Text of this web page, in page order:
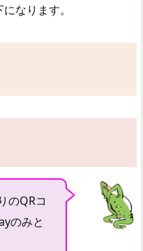
なります。
のQRコ
のみと